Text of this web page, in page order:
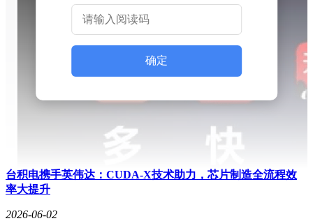
确定
台积电携手英伟达：CUDA-X技术助力，芯片制造全流程效
率大提升
2026-06-02